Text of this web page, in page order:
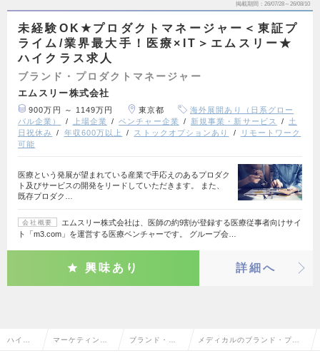
掲載期間 26/07/28～26/08/10
未経験OK★プロダクトマネージャー＜東証プ
ライム/業界最大手！医療×IT＞エムスリー★
ハイクラス求人
ブランド・プロダクトマネージャー
エムスリー株式会社
900万円 ～ 1149万円 東京都
海外展開あり（日系グロー
バル企業）
上場企業 ベンチャー企業 新規事業・新サービス
土
日祝休み
年収600万以上 ストックオプションあり
リモートワーク
可能
医療という発展が望まれている産業で手応えのあるプロダク
ト及びサービスの開発をリードしていただきます。 また、
既存プロダク…
会社概要
エムスリー株式会社は、医師の約9割が登録する医療従事者向けサイ
ト「m3.com」を運営する医療ベンチャーです。 グループ会…
興味あり 詳細へ
ハイク マーケティン ブランド・プ メディカルのブランド・プロ